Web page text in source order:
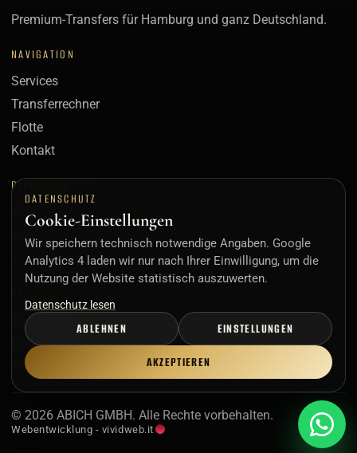
Premium-Transfers für Hamburg und ganz Deutschland.
NAVIGATION
Services
Transferrechner
Flotte
Kontakt
DIREKTKONTAKT
WhatsApp
info@abich-gmbh.com
+49 160 7250088
Impressum
Datenschutz
AGB
© 2026 ABICH GMBH. Alle Rechte vorbehalten.
Webentwicklung - vividweb.it
DATENSCHUTZ
Cookie-Einstellungen
Wir speichern technisch notwendige Angaben. Google
Analytics 4 laden wir nur nach Ihrer Einwilligung, um die
Nutzung der Website statistisch auszuwerten.
Datenschutz lesen
ABLEHNEN EINSTELLUNGEN
AKZEPTIEREN